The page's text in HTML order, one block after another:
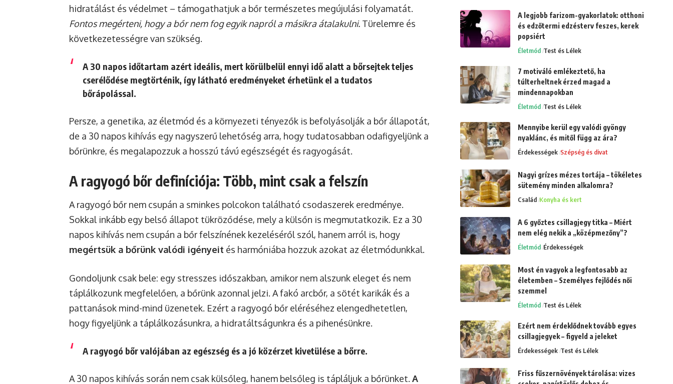
hidratálást és védelmet – támogathatjuk a bőr természetes megújulási folyamatát.
Fontos megérteni, hogy a bőr nem fog egyik napról a másikra átalakulni. Türelemre és
következetességre van szükség.
A 30 napos időtartam azért ideális, mert körülbelül ennyi idő alatt a bőrsejtek teljes
cserélődése megtörténik, így látható eredményeket érhetünk el a tudatos
bőrápolással.
Persze, a genetika, az életmód és a környezeti tényezők is befolyásolják a bőr állapotát,
de a 30 napos kihívás egy nagyszerű lehetőség arra, hogy tudatosabban odafigyeljünk a
bőrünkre, és megalapozzuk a hosszú távú egészségét és ragyogását.
A ragyogó bőr definíciója: Több, mint csak a felszín
A ragyogó bőr nem csupán a sminkes polcokon található csodaszerek eredménye.
Sokkal inkább egy belső állapot tükröződése, mely a külsőn is megmutatkozik. Ez a 30
napos kihívás nem csupán a bőr felszínének kezeléséről szól, hanem arról is, hogy
megértsük a bőrünk valódi igényeit és harmóniába hozzuk azokat az életmódunkkal.
Gondoljunk csak bele: egy stresszes időszakban, amikor nem alszunk eleget és nem
táplálkozunk megfelelően, a bőrünk azonnal jelzi. A fakó arcbőr, a sötét karikák és a
pattanások mind-mind üzenetek. Ezért a ragyogó bőr eléréséhez elengedhetetlen,
hogy figyeljünk a táplálkozásunkra, a hidratáltságunkra és a pihenésünkre.
A ragyogó bőr valójában az egészség és a jó közérzet kivetülése a bőrre.
A 30 napos kihívás során nem csak külsőleg, hanem belsőleg is tápláljuk a bőrünket. A
A legjobb farizom-gyakorlatok: otthoni
és edzőtermi edzésterv feszes, kerek
popsiért
Életmód Test és Lélek
7 motiváló emlékeztető, ha
túlterheltnek érzed magad a
mindennapokban
Életmód Test és Lélek
Mennyibe kerül egy valódi gyöngy
nyaklánc, és mitől függ az ára?
Érdekességek Szépség és divat
Nagyi grízes mézes tortája – tökéletes
sütemény minden alkalomra?
Család Konyha és kert
A 6 győztes csillagjegy titka – Miért
nem elég nekik a „középmezőny”?
Életmód Érdekességek
Most én vagyok a legfontosabb az
életemben – Személyes fejlődés női
szemmel
Életmód Test és Lélek
Ezért nem érdeklődnek tovább egyes
csillagjegyek – figyeld a jeleket
Érdekességek Test és Lélek
Friss fűszernövények tárolása: vizes